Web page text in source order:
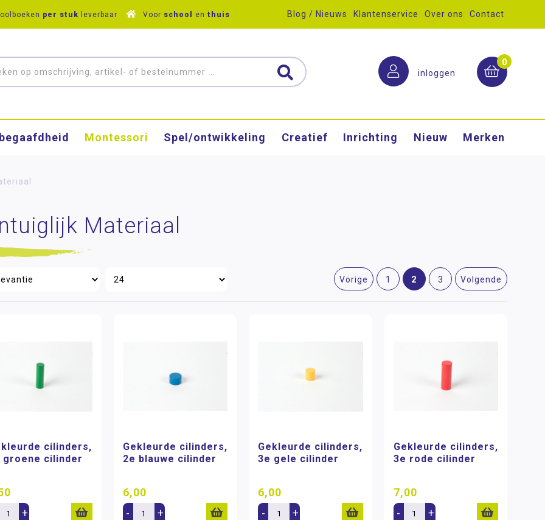
per stuk leverbaar Voor school en thuis Blog / Nieuws Klantenservice Over ons Contact
inloggen
0
Montessori Spel/ontwikkeling Creatief Inrichting Nieuw Merken
Materiaal
Vorige 1 2 3 Volgende
cilinders,
groene cilinder
+
Gekleurde cilinders,
2e blauwe cilinder
6,00
- +
Gekleurde cilinders,
3e gele cilinder
6,00
- +
Gekleurde cilinders,
3e rode cilinder
7,00
- +